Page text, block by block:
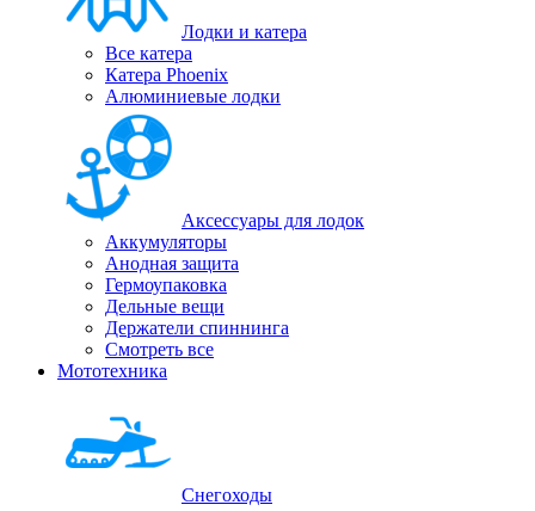
Лодки и катера
Все катера
Катера Phoenix
Алюминиевые лодки
Аксессуары для лодок
Аккумуляторы
Анодная защита
Гермоупаковка
Дельные вещи
Держатели спиннинга
Смотреть все
Мототехника
Снегоходы